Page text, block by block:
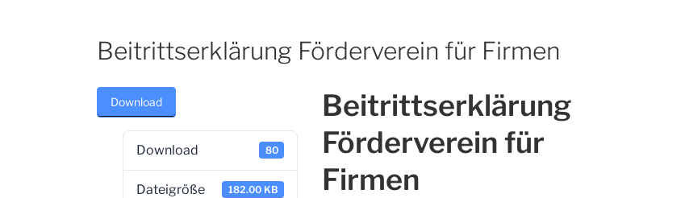
Beitrittserklärung Förderverein für Firmen
Download
Download 80
Dateigröße 182.00 KB
Beitrittserklärung
Förderverein für
Firmen